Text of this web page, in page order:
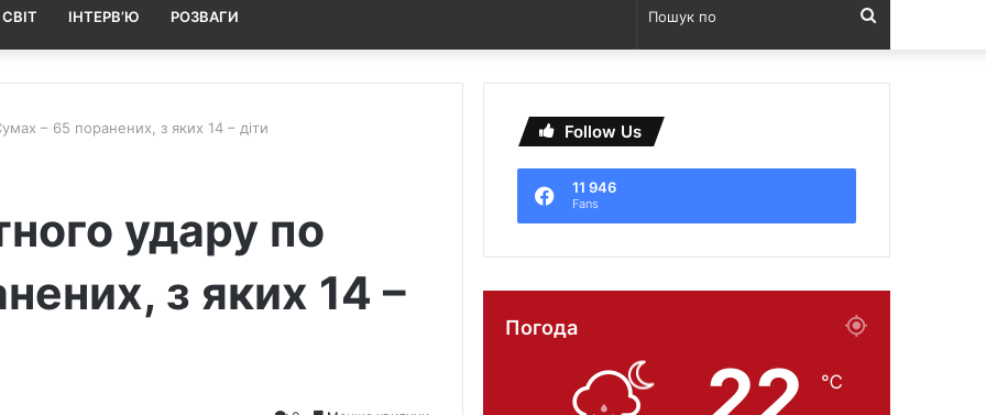
ІНТЕРВ’Ю РОЗВАГИ
по
– 65 поранених, з яких 14 – діти
удару по
з яких 14 –
Follow Us
11 946
Fans
Погода
℃